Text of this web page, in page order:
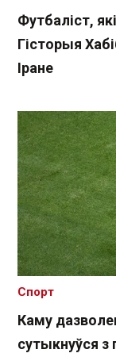
Футбаліст,
Гісторыя
Іране
Каму
сутыкнуўся з
Спорт